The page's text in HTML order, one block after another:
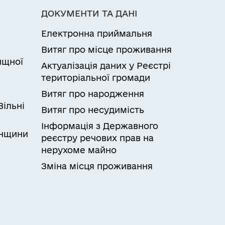
ним особою у паперовій
державної адміністрації,
або можуть бути надіслані суб’єкту
веб-портал електронних послуг (у
в описі вхідного пакета
у наданні
з мотивацією відмови та
ДОКУМЕНТИ ТА ДАНІ
Електронна приймальня
Витяг про місце проживання
Актуалізація даних у Реєстрі
територіальної громади
Витяг про народження
Витяг про несудимість
Інформація з Державного
реєстру речових прав на
нерухоме майно
Зміна місця проживання